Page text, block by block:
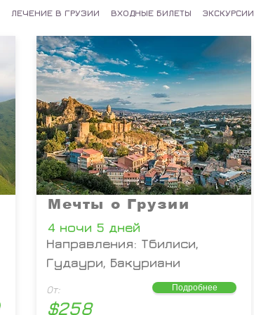
ЛЕЧЕНИЕ В ГРУЗИИ ВХОДНЫЕ БИЛЕТЫ ЭКСКУРСИИ
Мечты о Грузии
4 ночи 5 дней
Направления: Тбилиси,
Гудаури, Бакуриани
От:
$258
Подробнее